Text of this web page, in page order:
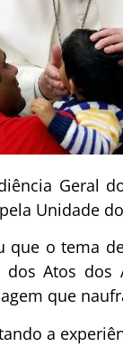
Geral
Unidade
que o tema
dos Atos
que
a